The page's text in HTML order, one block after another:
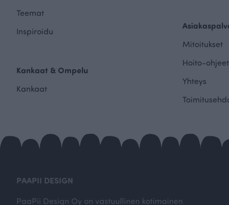
Teemat
Inspiroidu
Kankaat & Ompelu
Kankaat
Mitoitukset
Hoito-ohjeet
Yhteys
PAAPII DESIGN
PaaPii Design Oy on vastuullinen kotimainen